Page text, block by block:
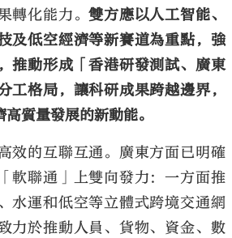
轉化能力。雙方應以人工智能、
及低空經濟等新賽道為重點，強
推動形成「香港研發測試、廣東
工格局，讓科研成果跨越邊界，
質量發展的新動能。
效的互聯互通。廣東方面已明確
軟聯通」上雙向發力：一方面推
水運和低空等立體式跨境交通網
力於推動人員、貨物、資金、數